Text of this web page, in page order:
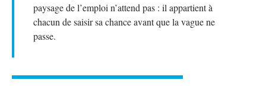
paysage de l’emploi n’attend pas : il appartient à
chacun de saisir sa chance avant que la vague ne
passe.